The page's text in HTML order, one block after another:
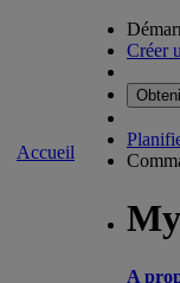
Accueil
Créer
A